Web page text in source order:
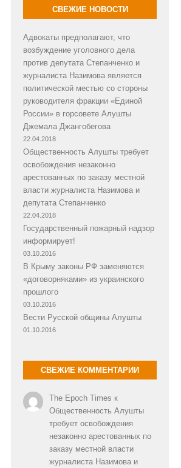
СВЕЖИЕ НОВОСТИ
Адвокаты предполагают, что
возбуждение уголовного дела
против депутата Степанченко и
журналиста Назимова является
политической местью со стороны
руководителя фракции «Единой
России» в горсовете Алушты
Джемала Джангобегова
22.04.2018
Общественность Алушты требует
освобождения незаконно
арестованных по заказу местной
власти журналиста Назимова и
депутата Степанченко
22.04.2018
Государственный пожарный надзор
информирует!
03.10.2016
В Крыму законы РФ заменяются
«договорняками» из украинского
прошлого
03.10.2016
Вести Русской общины Алушты
01.10.2016
СВЕЖИЕ КОММЕНТАРИИ
The Epoch Times к
Общественность Алушты
требует освобождения
незаконно арестованных по
заказу местной власти
журналиста Назимова и